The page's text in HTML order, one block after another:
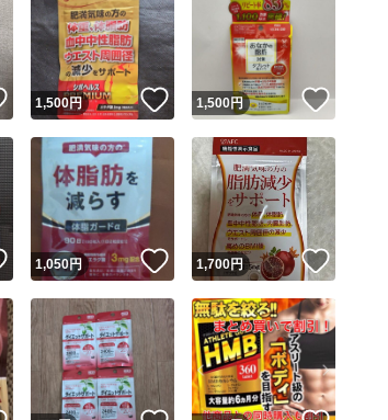
安心取引出品者
安心取引出品者 Yahoo!フリマの基準をクリアし
取引実績
取引実績◯+ このユーザーはYahoo!フリマの
他フリマ実績◯+ このユーザーは他フリマサービ
スピード&安心発送
※このバッジは実績に基づく表示であり、発送を保証しているも
スピード＆安心発送
このユーザーは高頻度で24時間
ます
この商品の情報をコピー
商品画像の無断転載は禁止されています
コピーは1商品につき1回です
出品ページへ
キャンセル
いいね！
1,500円 いいね！
1,500円 いいね
いいね！
1,050円 いいね！
1,700円